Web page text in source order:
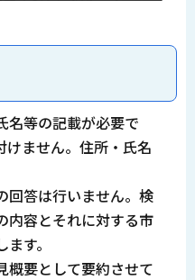
名等の記載が必要で
けません。住所・氏名
回答は行いません。検
内容とそれに対する市
す。
概要として要約させて